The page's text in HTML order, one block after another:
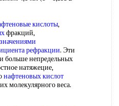
кислоты,
фракций,
значениями
рефракции. Эти
больше непредельных
натяжецие,
нафтеновых кислот
молекулярного веса.